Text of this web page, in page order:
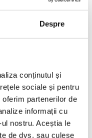
Despre
conținutul și
sociale și pentru
partenerilor de
informații cu
nostru. Aceștia le
de dvs. sau culese